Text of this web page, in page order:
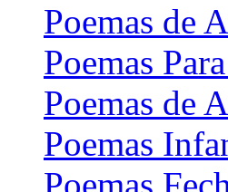
Poemas de
Poemas
Poemas de
Poemas
Poemas